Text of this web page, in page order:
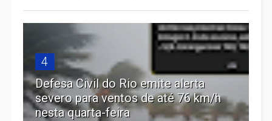
4
Defesa Civil do Rio emite alerta
severo para ventos de até 76 km/h
nesta quarta-feira